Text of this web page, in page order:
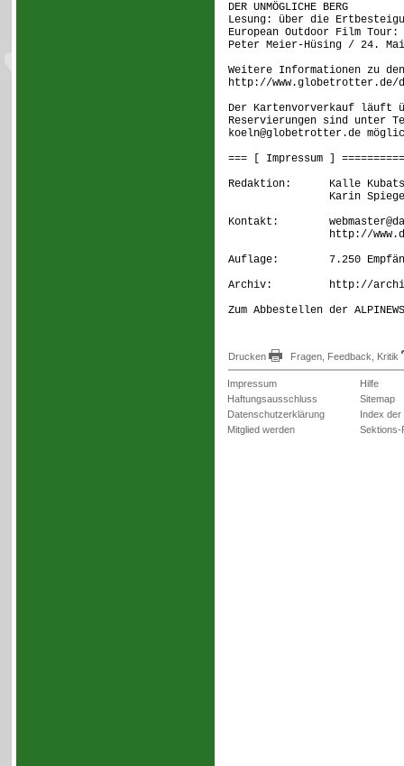
DER UNMÖGLICHE BERG
Lesung: über die
European Outdoor Film
Peter Meier-Hüsing / 24.
Weitere Informationen zu
http://
Der Kartenvorverkauf läuft
Reservierungen sind unter
koeln@globetrotter.de
=== [ Impressum ]
Redaktion: Kalle
Karin
Kontakt:
http://www.dav-
Auflage: 7.250
Archiv: http://
Zum Abbestellen der
Drucken Fragen, Feedback, Kritik
Impressum
Haftungsausschluss
Datenschutzerklärung
Mitglied werden
Hilfe
Sitemap
Index der
Sektions-